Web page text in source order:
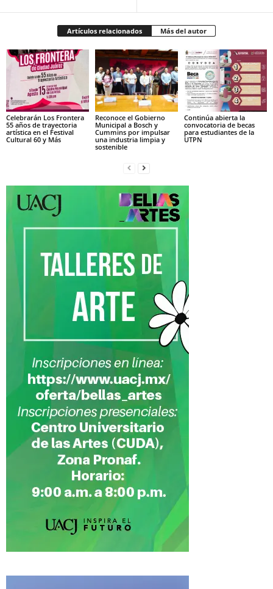
Artículos relacionados Más del autor
Celebrarán Los Frontera
55 años de trayectoria
artística en el Festival
Cultural 60 y Más
Reconoce el Gobierno
Municipal a Bosch y
Cummins por impulsar
una industria limpia y
sostenible
Continúa abierta la
convocatoria de becas
para estudiantes de la
UTPN